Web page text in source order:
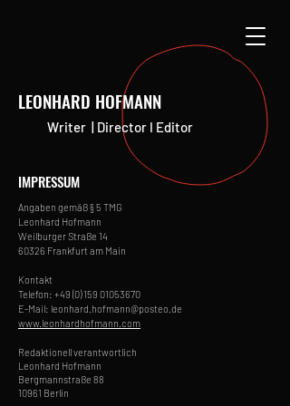
LEONHARD HOFMANN
Writer | Director I Editor
IMPRESSUM
Angaben gemäß § 5 TMG
Leonhard Hofmann
Weilburger Straße 14
60326 Frankfurt am Main
Kontakt
Telefon: +49 (0) 159 01053670
E-Mail: leonhard.hofmann@posteo.de
www.leonhardhofmann.com
Redaktionell verantwortlich
Leonhard Hofmann
Bergmannstraße 88
10961 Berlin